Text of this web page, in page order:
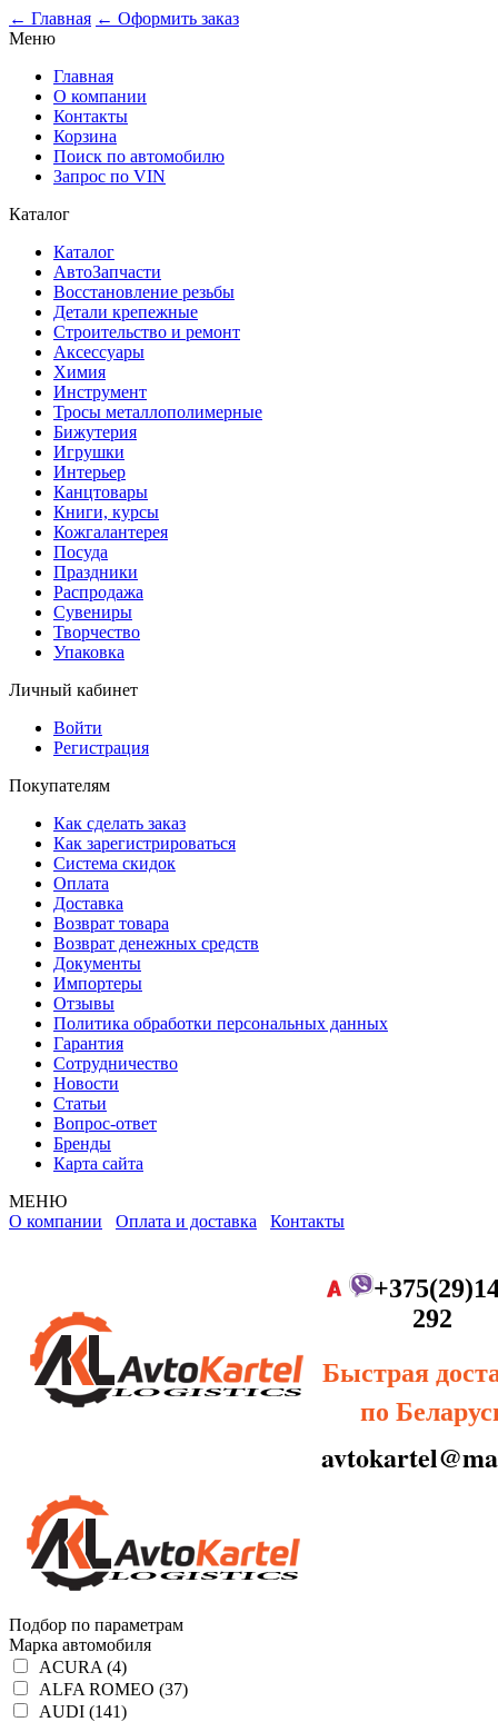
← Главная ← Оформить заказ
Меню
Главная
О компании
Контакты
Корзина
Поиск по автомобилю
Запрос по VIN
Каталог
Каталог
АвтоЗапчасти
Восстановление резьбы
Детали крепежные
Строительство и ремонт
Аксессуары
Химия
Инструмент
Тросы металлополимерные
Бижутерия
Игрушки
Интерьер
Канцтовары
Книги, курсы
Кожгалантерея
Посуда
Праздники
Распродажа
Сувениры
Творчество
Упаковка
Личный кабинет
Войти
Регистрация
Покупателям
Как сделать заказ
Как зарегистрироваться
Система скидок
Оплата
Доставка
Возврат товара
Возврат денежных средств
Документы
Импортеры
Отзывы
Политика обработки персональных данных
Гарантия
Сотрудничество
Новости
Статьи
Вопрос-ответ
Бренды
Карта сайта
МЕНЮ
О компании Оплата и доставка Контакты
292
Быстрая
по
Подбор по параметрам
Марка автомобиля
ACURA (4)
ALFA ROMEO (37)
AUDI (141)